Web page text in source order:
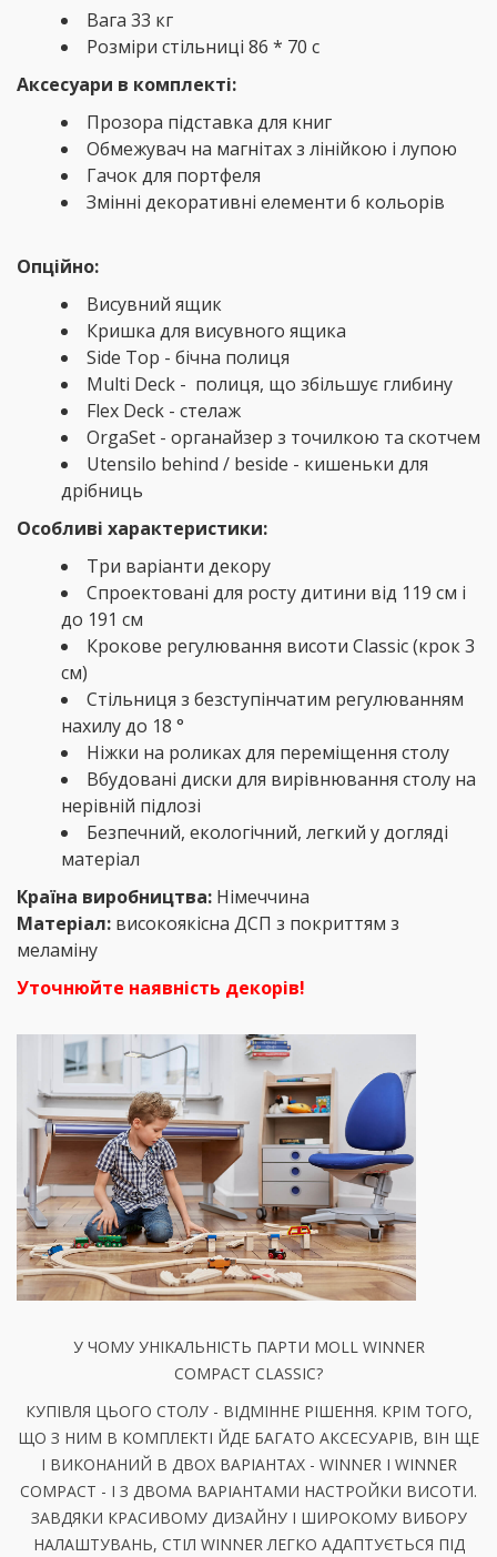
Вага 33 кг
Розміри стільниці 86 * 70 с
Аксесуари в комплекті:
Прозора підставка для книг
Обмежувач на магнітах з лінійкою і лупою
Гачок для портфеля
Змінні декоративні елементи 6 кольорів
Опційно:
Висувний ящик
Кришка для висувного ящика
Side Top - бічна полиця
Multi Deck - полиця, що збільшує глибину
Flex Deck - стелаж
OrgaSet - органайзер з точилкою та скотчем
Utensilo behind / beside - кишеньки для
дрібниць
Особливі характеристики:
Три варіанти декору
Спроектовані для росту дитини від 119 см і
до 191 см
Крокове регулювання висоти Classic (крок 3
см)
Стільниця з безступінчатим регулюванням
нахилу до 18 °
Ніжки на роликах для переміщення столу
Вбудовані диски для вирівнювання столу на
нерівній підлозі
Безпечний, екологічний, легкий у догляді
матеріал
Країна виробництва: Німеччина
Матеріал: високоякісна ДСП з покриттям з
меламіну
Уточнюйте наявність декорів!
У ЧОМУ УНІКАЛЬНІСТЬ ПАРТИ MOLL WINNER
COMPACT CLASSIC?
КУПІВЛЯ ЦЬОГО СТОЛУ - ВІДМІННЕ РІШЕННЯ. КРІМ ТОГО,
ЩО З НИМ В КОМПЛЕКТІ ЙДЕ БАГАТО АКСЕСУАРІВ, ВІН ЩЕ
І ВИКОНАНИЙ В ДВОХ ВАРІАНТАХ - WINNER І WINNER
COMPACT - І З ДВОМА ВАРІАНТАМИ НАСТРОЙКИ ВИСОТИ.
ЗАВДЯКИ КРАСИВОМУ ДИЗАЙНУ І ШИРОКОМУ ВИБОРУ
НАЛАШТУВАНЬ, СТІЛ WINNER ЛЕГКО АДАПТУЄТЬСЯ ПІД